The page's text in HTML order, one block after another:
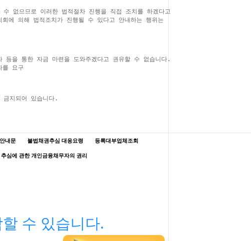
없으므로 이러한 법적절차 진행을 직접 조치를 하겠다고
에 의해 법적조치가 진행될 수 있다고 안내하는 행위는
등을 통한 자금 마련을 도와주겠다고 권유할 수 없습니다.
를 요구
내문 불법채권추심 대응요령 등록대부업체조회
심에 관한 개인금융채무자의 권리
수 있습니다.